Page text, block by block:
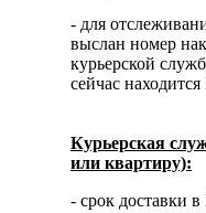
- для
выслан номер
курьерской
сейчас
Курьерская
или квартиру):
- срок доставки